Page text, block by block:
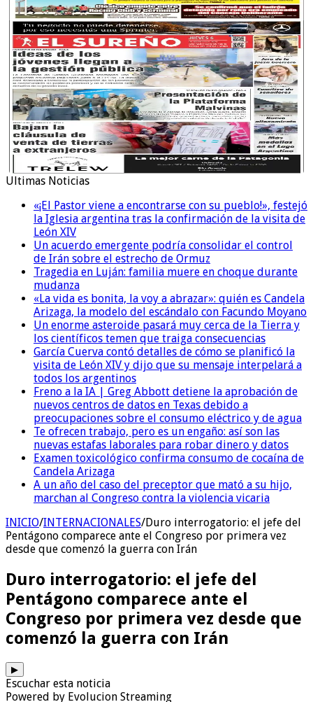
Ultimas Noticias
«¡El Pastor viene a encontrarse con su pueblo!», festejó
la Iglesia argentina tras la confirmación de la visita de
León XIV
Un acuerdo emergente podría consolidar el control
de Irán sobre el estrecho de Ormuz
Tragedia en Luján: familia muere en choque durante
mudanza
«La vida es bonita, la voy a abrazar»: quién es Candela
Arizaga, la modelo del escándalo con Facundo Moyano
Un enorme asteroide pasará muy cerca de la Tierra y
los científicos temen que traiga consecuencias
García Cuerva contó detalles de cómo se planificó la
visita de León XIV y dijo que su mensaje interpelará a
todos los argentinos
Freno a la IA | Greg Abbott detiene la aprobación de
nuevos centros de datos en Texas debido a
preocupaciones sobre el consumo eléctrico y de agua
Te ofrecen trabajo, pero es un engaño: así son las
nuevas estafas laborales para robar dinero y datos
Examen toxicológico confirma consumo de cocaína de
Candela Arizaga
A un año del caso del preceptor que mató a su hijo,
marchan al Congreso contra la violencia vicaria
INICIO/INTERNACIONALES/Duro interrogatorio: el jefe del
Pentágono comparece ante el Congreso por primera vez
desde que comenzó la guerra con Irán
Duro interrogatorio: el jefe del
Pentágono comparece ante el
Congreso por primera vez desde que
comenzó la guerra con Irán
▶
Escuchar esta noticia
Powered by Evolucion Streaming